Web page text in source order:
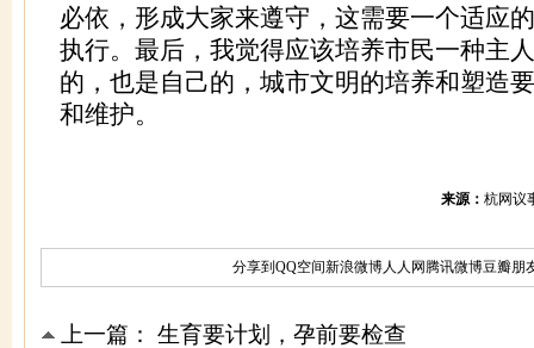
必依，形成大家来遵守，这需要一个适应
执行。最后，我觉得应该培养市民一种主
的，也是自己的，城市文明的培养和塑造
和维护。
来源： 杭网议
分享到 QQ空间新浪微博人人网 腾讯微博豆瓣朋
上一篇： 生育要计划，孕前要检查